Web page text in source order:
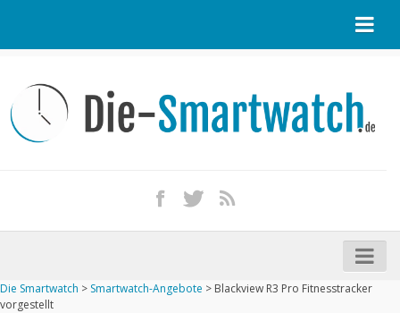
Kontakt / Tipp geben
Impressum
iPhone kaufen
Startseite
Die Smartwatch > Smartwatch-Angebote > Blackview R3 Pro Fitnesstracker
vorgestellt